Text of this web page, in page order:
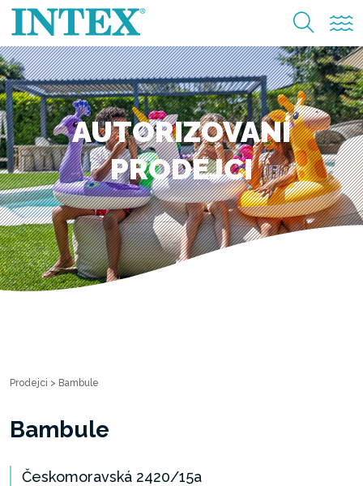
AUTORIZOVANÍ
PRODEJCI
Prodejci > Bambule
Bambule
Českomoravská 2420/15a